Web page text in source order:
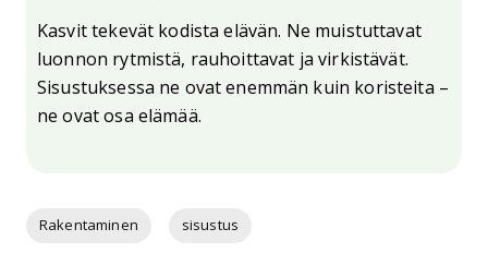
Kasvit tekevät kodista elävän. Ne muistuttavat
luonnon rytmistä, rauhoittavat ja virkistävät.
Sisustuksessa ne ovat enemmän kuin koristeita –
ne ovat osa elämää.
Rakentaminen sisustus